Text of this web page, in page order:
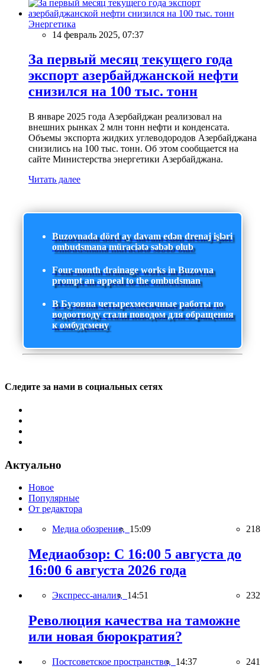
Энергетика
14 февраль 2025, 07:37
За первый месяц текущего года
экспорт азербайджанской нефти
снизился на 100 тыс. тонн
В январе 2025 года Азербайджан реализовал на
внешних рынках 2 млн тонн нефти и конденсата.
Объемы экспорта жидких углеводородов Азербайджана
снизились на 100 тыс. тонн. Об этом сообщается на
сайте Министерства энергетики Азербайджана.
Читать далее
Buzovnada dörd ay davam edən drenaj işləri
ombudsmana müraciətə səbəb olub
Four-month drainage works in Buzovna
prompt an appeal to the ombudsman
В Бузовна четырехмесячные работы по
водоотводу стали поводом для обращения
к омбудсмену
Следите за нами в социальных сетях
Актуально
Новое
Популярные
От редактора
Медиа обозрение, 15:09 218
Медиаобзор: С 16:00 5 августа до
16:00 6 августа 2026 года
Экспресс-анализ, 14:51 232
Революция качества на таможне
или новая бюрократия?
Постсоветское пространство, 14:37 241